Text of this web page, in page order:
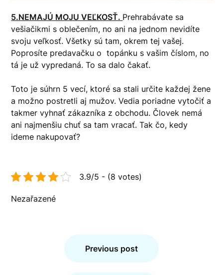
5.NEMAJÚ MOJU VEĽKOSŤ. Prehrabávate sa
vešiačikmi s oblečením, no ani na jednom nevidíte
svoju veľkosť. Všetky sú tam, okrem tej vašej.
Poprosíte predavačku o topánku s vašim číslom, no
tá je už vypredaná. To sa dalo čakať.
Toto je súhrn 5 vecí, ktoré sa stali určite každej žene
a možno postretli aj mužov. Vedia poriadne vytočiť a
takmer vyhnať zákazníka z obchodu. Človek nemá
ani najmenšiu chuť sa tam vracať. Tak čo, kedy
ideme nakupovať?
3.9/5 - (8 votes)
Nezařazené
Previous post